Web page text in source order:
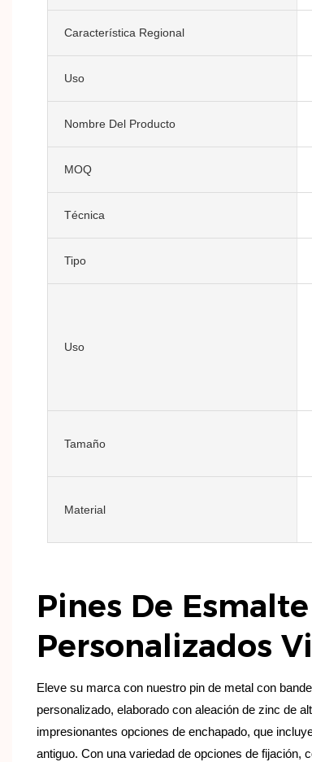
Característica Regional
Uso
Nombre Del Producto
MOQ
Técnica
Tipo
Uso
Tamaño
Material
Pines De Esmalte
Personalizados
Eleve su marca con nuestro pin de metal con
personalizado, elaborado con aleación de zinc de
impresionantes opciones de enchapado, que
antiguo. Con una variedad de opciones de fijación,